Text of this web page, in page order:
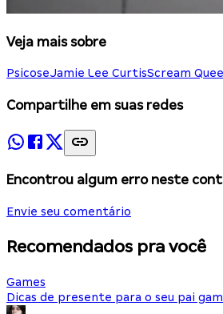
Veja mais sobre
PsicoseJamie Lee CurtisScream
Compartilhe em suas redes
Encontrou algum erro neste
Envie seu comentário
Recomendados pra você
Games
Dicas de presente para o seu pai